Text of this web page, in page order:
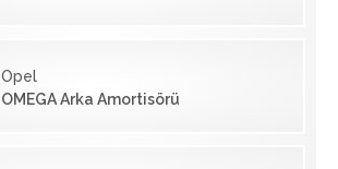
Opel
OMEGA Arka Amortisörü